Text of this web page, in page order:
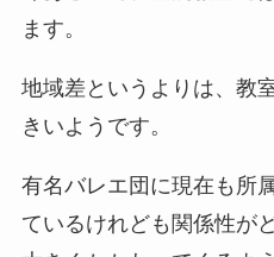
ます。
地域差というよりは、教
きいようです。
有名バレエ団に現在も所
ているけれども関係性が